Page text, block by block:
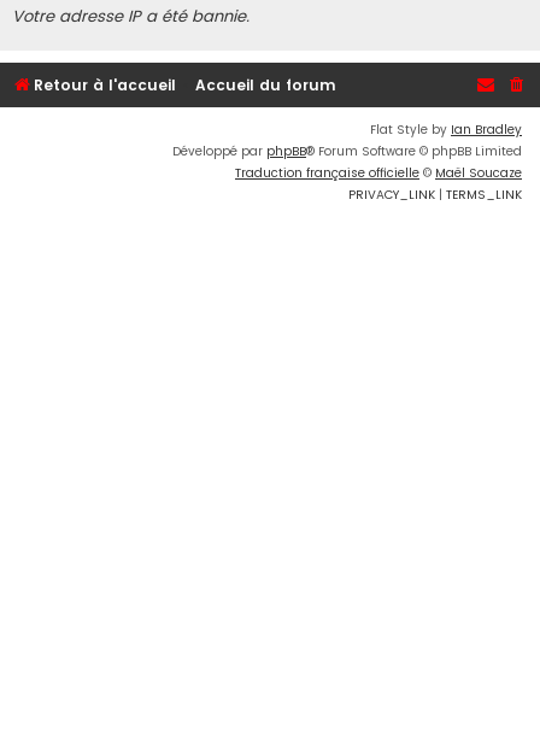
Votre adresse IP a été bannie.
Retour à l'accueil Accueil du forum
Flat Style by Ian Bradley
Développé par phpBB® Forum Software © phpBB Limited
Traduction française officielle © Maël Soucaze
PRIVACY_LINK | TERMS_LINK